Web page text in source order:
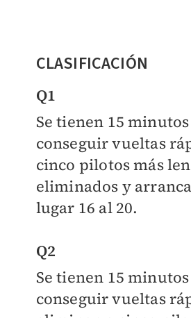
CLASIFICACIÓN
Q1
Se tienen 15
conseguir vueltas
cinco pilotos más
eliminados y
lugar 16 al 20.
Q2
Se tienen 15
conseguir vueltas